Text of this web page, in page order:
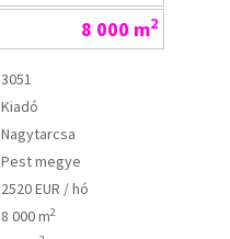
8 000 m2
3051
Kiadó
Nagytarcsa
Pest megye
2520 EUR / hó
8 000 m2